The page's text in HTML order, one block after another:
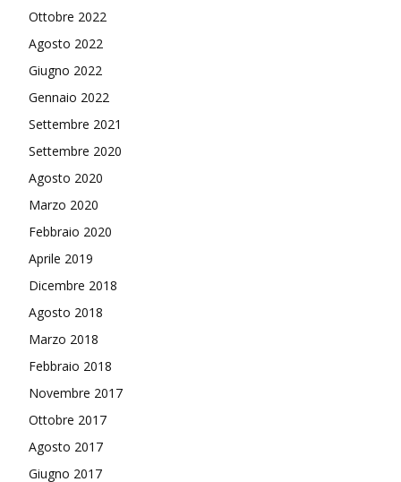
Ottobre 2022
Agosto 2022
Giugno 2022
Gennaio 2022
Settembre 2021
Settembre 2020
Agosto 2020
Marzo 2020
Febbraio 2020
Aprile 2019
Dicembre 2018
Agosto 2018
Marzo 2018
Febbraio 2018
Novembre 2017
Ottobre 2017
Agosto 2017
Giugno 2017